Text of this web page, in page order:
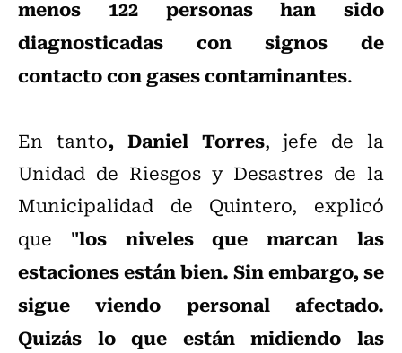
menos 122 personas han sido
diagnosticadas con signos de
contacto con gases contaminantes.
En tanto, Daniel Torres, jefe de la
Unidad de Riesgos y Desastres de la
Municipalidad de Quintero, explicó
que "los niveles que marcan las
estaciones están bien. Sin embargo, se
sigue viendo personal afectado.
Quizás lo que están midiendo las